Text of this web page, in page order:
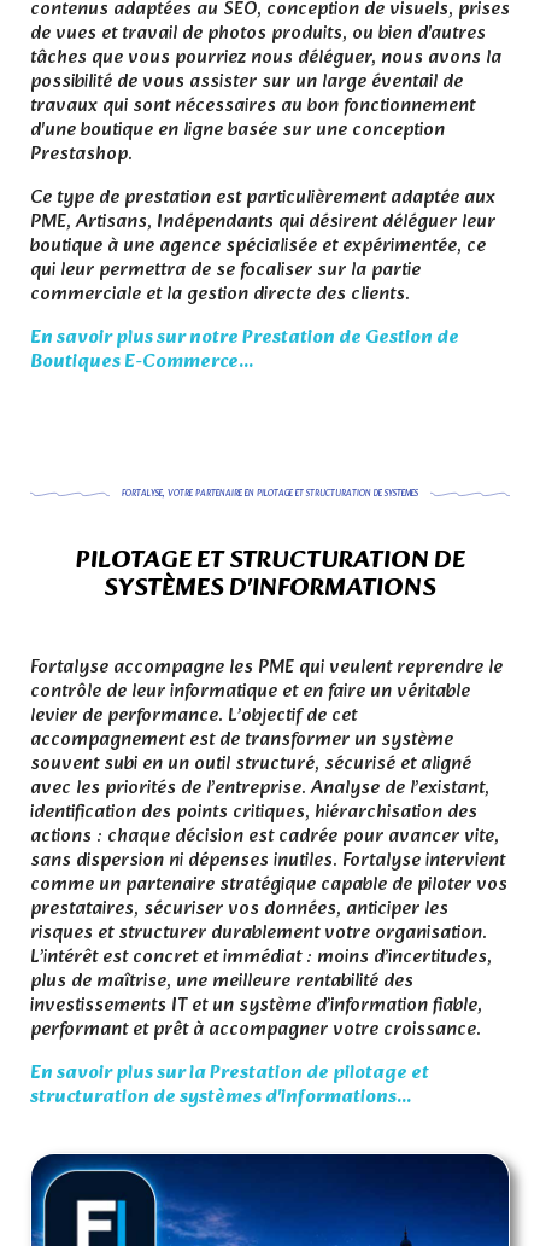
contenus adaptées au SEO, conception de visuels, prises
de vues et travail de photos produits, ou bien d'autres
tâches que vous pourriez nous déléguer, nous avons la
possibilité de vous assister sur un large éventail de
travaux qui sont nécessaires au bon fonctionnement
d'une boutique en ligne basée sur une conception
Prestashop.
Ce type de prestation est particulièrement adaptée aux
PME, Artisans, Indépendants qui désirent déléguer leur
boutique à une agence spécialisée et expérimentée, ce
qui leur permettra de se focaliser sur la partie
commerciale et la gestion directe des clients.
En savoir plus sur notre Prestation de Gestion de
Boutiques E-Commerce...
FORTALYSE, VOTRE PARTENAIRE EN PILOTAGE ET STRUCTURATION DE SYSTEMES
PILOTAGE ET STRUCTURATION DE
SYSTÈMES D'INFORMATIONS
Fortalyse accompagne les PME qui veulent reprendre le
contrôle de leur informatique et en faire un véritable
levier de performance. L’objectif de cet
accompagnement est de transformer un système
souvent subi en un outil structuré, sécurisé et aligné
avec les priorités de l’entreprise. Analyse de l’existant,
identification des points critiques, hiérarchisation des
actions : chaque décision est cadrée pour avancer vite,
sans dispersion ni dépenses inutiles. Fortalyse intervient
comme un partenaire stratégique capable de piloter vos
prestataires, sécuriser vos données, anticiper les
risques et structurer durablement votre organisation.
L’intérêt est concret et immédiat : moins d’incertitudes,
plus de maîtrise, une meilleure rentabilité des
investissements IT et un système d’information fiable,
performant et prêt à accompagner votre croissance.
En savoir plus sur la Prestation de pilotage et
structuration de systèmes d'informations...